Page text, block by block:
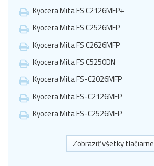
Kyocera Mita FS C2126MFP+
Kyocera Mita FS C2526MFP
Kyocera Mita FS C2626MFP
Kyocera Mita FS C5250DN
Kyocera Mita FS-C2026MFP
Kyocera Mita FS-C2126MFP
Kyocera Mita FS-C2526MFP
Zobraziť všetky tlačiarne